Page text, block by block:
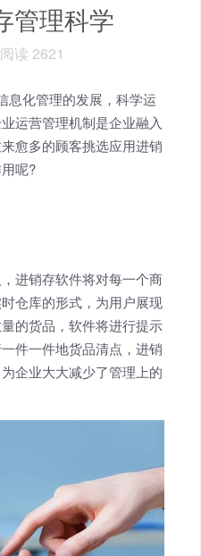
管理科学
阅读 2621
化管理的发展，科学运
运营管理机制是企业融入
愈多的顾客挑选应用进销
呢?
进销存软件将对每一个商
仓库的形式，为用户展现
的货品，软件将进行提示
件一件地货品清点，进销
企业大大减少了管理上的